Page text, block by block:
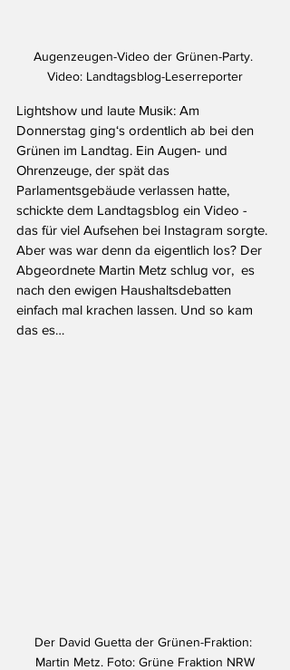
Augenzeugen-Video der Grünen-Party.
Video: Landtagsblog-Leserreporter
Lightshow und laute Musik: Am
Donnerstag ging‘s ordentlich ab bei den
Grünen im Landtag. Ein Augen- und
Ohrenzeuge, der spät das
Parlamentsgebäude verlassen hatte,
schickte dem Landtagsblog ein Video -
das für viel Aufsehen bei Instagram sorgte.
Aber was war denn da eigentlich los? Der
Abgeordnete Martin Metz schlug vor,  es
nach den ewigen Haushaltsdebatten
einfach mal krachen lassen. Und so kam
das es…
Der David Guetta der Grünen-Fraktion:
Martin Metz. Foto: Grüne Fraktion NRW